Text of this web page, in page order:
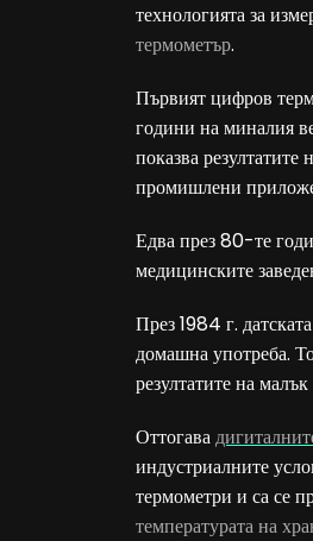
технологията за
термометър.
Първият цифров
години на миналия
показва резултатите
промишлени
Едва през 80-те
медицинските
През 1984 г.
домашна употреба.
резултатите на
Оттогава
индустриалните
термометри и са се
температурата на